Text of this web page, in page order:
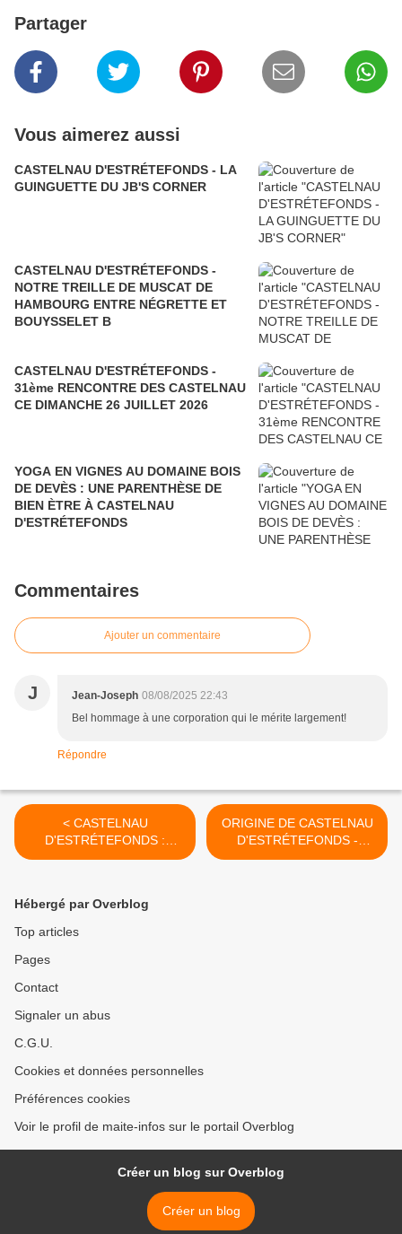
Partager
Vous aimerez aussi
CASTELNAU D'ESTRÉTEFONDS - LA
GUINGUETTE DU JB'S CORNER
CASTELNAU D'ESTRÉTEFONDS -
NOTRE TREILLE DE MUSCAT DE
HAMBOURG ENTRE NÉGRETTE ET
BOUYSSELET B
CASTELNAU D'ESTRÉTEFONDS -
31ème RENCONTRE DES CASTELNAU
CE DIMANCHE 26 JUILLET 2026
YOGA EN VIGNES AU DOMAINE BOIS
DE DEVÈS : UNE PARENTHÈSE DE
BIEN ÈTRE À CASTELNAU
D'ESTRÉTEFONDS
Commentaires
Ajouter un commentaire
J Jean-Joseph 08/08/2025 22:43
Bel hommage à une corporation qui le mérite largement!
Répondre
< CASTELNAU
D'ESTRÉTEFONDS :
RENCONTRE AVEC
CULINAIRE DE L'AIRE DU
FRONTONNAIS
ORIGINE DE CASTELNAU
D'ESTRÉTEFONDS -
SAINT MARTIN DE
Hébergé par Overblog
Top articles
Pages
Contact
Signaler un abus
C.G.U.
Cookies et données personnelles
Préférences cookies
Voir le profil de maite-infos sur le portail Overblog
Créer un blog sur Overblog
Créer un blog